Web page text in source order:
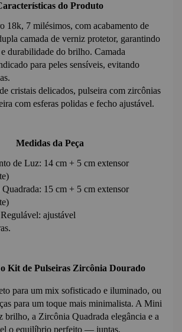
do Produto
18k, 7 milésimos, com acabamento de
camada de verniz protetor, garantindo
durabilidade do brilho. Camada
para peles sensíveis, evitando
cristais delicados, pulseira com zircônias
com esferas polidas e fecho ajustável.
Medidas da Peça
de Luz: 14 cm + 5 cm extensor
15 cm + 5 cm extensor
ajustável
Kit de Pulseiras Zircônia Dourado
para um mix sofisticado e iluminado, ou
para um toque mais minimalista. A Mini
brilho, a Zircônia Quadrada elegância e a
o equilíbrio perfeito — juntas,